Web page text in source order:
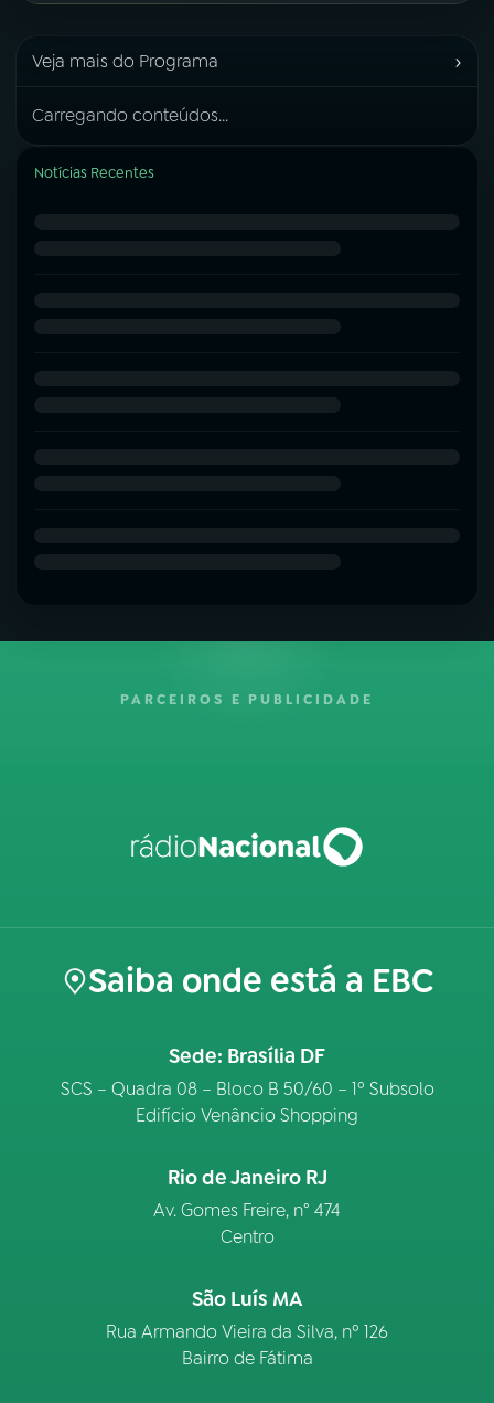
Veja mais do Programa ›
Carregando conteúdos...
Notícias Recentes
PARCEIROS E PUBLICIDADE
Saiba onde está a EBC
Sede: Brasília DF
SCS – Quadra 08 – Bloco B 50/60 – 1º Subsolo
Edifício Venâncio Shopping
Rio de Janeiro RJ
Av. Gomes Freire, n° 474
Centro
São Luís MA
Rua Armando Vieira da Silva, nº 126
Bairro de Fátima